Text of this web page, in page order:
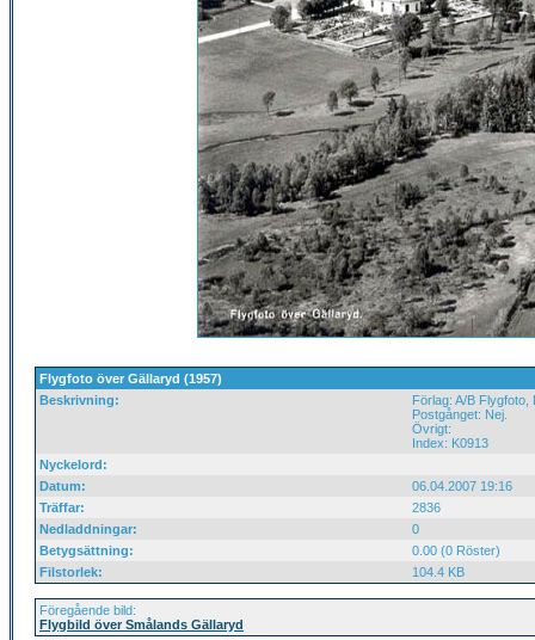
Flygfoto över Gällaryd (1957)
Beskrivning:
Förlag: A/B Flygfoto,
Postgånget: Nej.
Övrigt:
Index: K0913
Nyckelord:
Datum:
06.04.2007 19:16
Träffar:
2836
Nedladdningar:
0
Betygsättning:
0.00 (0 Röster)
Filstorlek:
104.4 KB
Föregående bild:
Flygbild över Smålands Gällaryd